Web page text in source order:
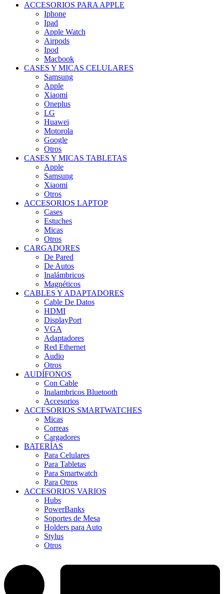
ACCESORIOS PARA APPLE
Iphone
Ipad
Apple Watch
Airpods
Ipod
Macbook
CASES Y MICAS CELULARES
Samsung
Apple
Xiaomi
Oneplus
LG
Huawei
Motorola
Google
Otros
CASES Y MICAS TABLETAS
Apple
Samsung
Xiaomi
Otros
ACCESORIOS LAPTOP
Cases
Estuches
Micas
Otros
CARGADORES
De Pared
De Autos
Inalámbricos
Magnéticos
CABLES Y ADAPTADORES
Cable De Datos
HDMI
DisplayPort
VGA
Adaptadores
Red Ethernet
Audio
Otros
AUDÍFONOS
Con Cable
Inalambricos Bluetooth
Accesorios
ACCESORIOS SMARTWATCHES
Micas
Correas
Cargadores
BATERÍAS
Para Celulares
Para Tabletas
Para Smartwatch
Para Otros
ACCESORIOS VARIOS
Hubs
PowerBanks
Soportes de Mesa
Holders para Auto
Stylus
Otros